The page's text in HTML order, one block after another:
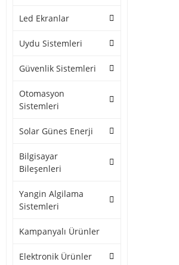
Led Ekranlar
Uydu Sistemleri
Güvenlik Sistemleri
Otomasyon
Sistemleri
Solar Günes Enerji
Bilgisayar
Bileşenleri
Yangin Algilama
Sistemleri
Kampanyalı Ürünler
Elektronik Ürünler